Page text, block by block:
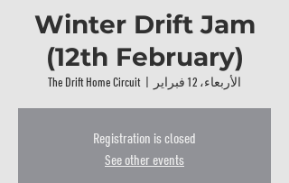
Winter Drift Jam
(12th February)
الأربعاء، 12 فبراير
  |
The Drift Home Circuit
Registration is closed
See other events